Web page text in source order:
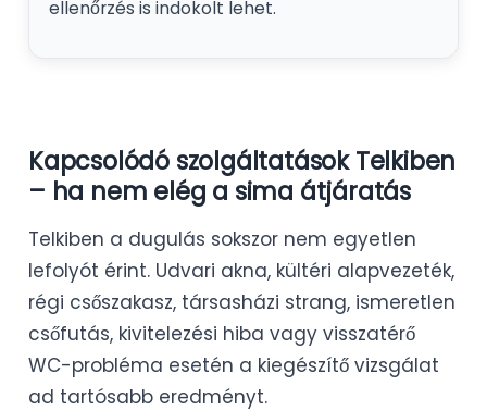
ellenőrzés is indokolt lehet.
Kapcsolódó szolgáltatások Telkiben
– ha nem elég a sima átjáratás
Telkiben a dugulás sokszor nem egyetlen
lefolyót érint. Udvari akna, kültéri alapvezeték,
régi csőszakasz, társasházi strang, ismeretlen
csőfutás, kivitelezési hiba vagy visszatérő
WC-probléma esetén a kiegészítő vizsgálat
ad tartósabb eredményt.